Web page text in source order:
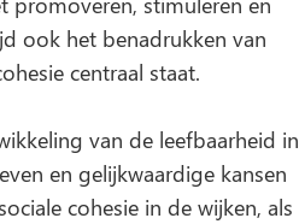
ook het benadrukken van
centraal staat.
van de leefbaarheid in
en gelijkwaardige kansen
cohesie in de wijken, als